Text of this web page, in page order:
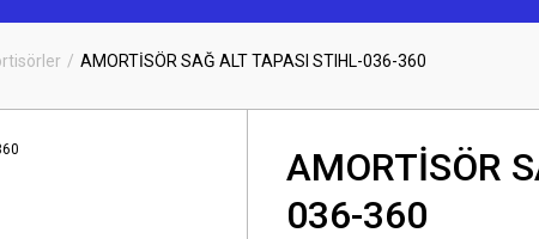
AMORTİSÖR SAĞ ALT TAPASI STIHL-036-360
AMORTİSÖR
036-360